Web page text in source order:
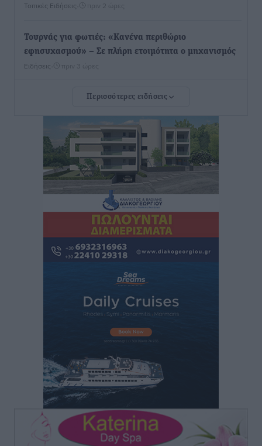
Τοπικές Ειδήσεις πριν 2 ώρες
Τουρνάς για φωτιές: «Κανένα περιθώριο
εφησυχασμού» – Σε πλήρη ετοιμότητα ο μηχανισμός
Ειδήσεις πριν 3 ώρες
Καιρός: Επιμένουν οι υψηλές θερμοκρασίες – Ισχυρά
πριν 3 ώρες
Τα φοιτητικά ενοίκια «τινάζουν στον αέρα» τους
οικογενειακούς προϋπολογισμούς
Δύο νέοι ξενώνες παραδόθηκαν στις Ένοπλες
Δυνάμεις στη νήσο Ρω
Τοπικές Ειδήσεις• πριν 4 ώρες
Συνεχίζεται η έξοδος του Αυγούστου – Πάνω από
πριν 4 ώρες
Μόνιμες θέσεις στους παιδικούς σταθμούς: Οι
για τους δήμους
Τοπικές Ειδήσεις• πριν 4 ώρες
Δεύτερη πηγή εισοδήματος για τους επαγγελματίες
ψαράδες ο αλιευτικός τουρισμός
Ειδήσεις πριν 4 ώρες
Περισσότερες ειδήσεις